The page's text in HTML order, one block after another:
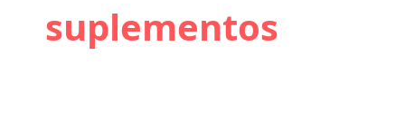
suplementos